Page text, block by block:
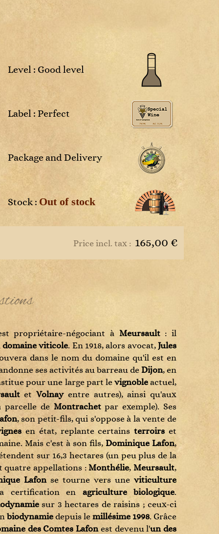
Rosé
2025
Level : Good level
Label : Perfect
Package and Delivery
Stock : Out of stock
Price incl. tax : 165,00 €
propriétaire-négociant à Meursault: il
domaine viticole. En 1918, alors avocat,Jules
dans le nom du domaine qu'il est en
ses activités au barreau de Dijon, en
pour une large part le vignobleactuel,
etVolnayentre autres), ainsi qu'aux
deMontrachetpar exemple). Ses
, son petit-fils, qui s'oppose à la vente de
en état, replante certains terroirs et
Mais c'est à son fils, Dominique Lafon,
sur 16,3 hectares (un peu plus de la
quatre appellations :Monthélie,Meursault,
Lafonse tourne vers uneviticulture
certification en agriculture biologique.
sur 3 hectares de raisins ; ceux-ci
biodynamie depuis le millésime 1998. Grâce
des Comtes Lafonest devenu l'un des